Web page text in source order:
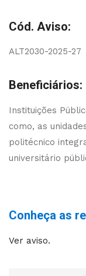
Cód. Aviso:
ALT2030-2025-27
Beneficiários:
Instituições
como, as
politécnico
universitário
Conheça as
Ver aviso.